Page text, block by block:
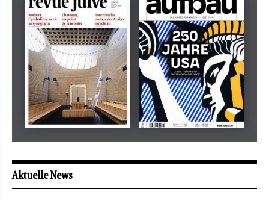
Dezember 2024
tachles
März 2026
Beilage
revue juive aufbau
Aktuelle News